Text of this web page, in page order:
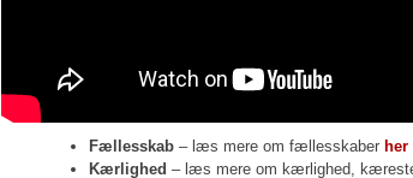
Fællesskab – læs mere om fællesskaber her
Kærlighed – læs mere om kærlighed,